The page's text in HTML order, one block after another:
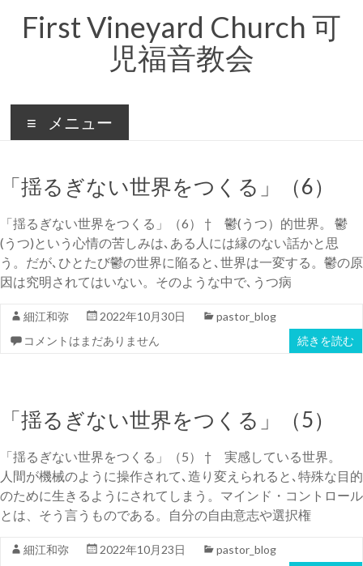
ス
ッ
First Vineyard Church 可
児福音教会
メニュー
「揺るぎない世界をつくる」（6）
「揺るぎない世界をつくる」（6） † 鬱(うつ）的世界。 鬱
(うつ)という心情の苦しみは､ある人には縁のない話かと思
う。だが､ひとたび鬱の世界に陥ると､世界は一変する。鬱の原
因は究明されてはいない。そのような中で､うつ病
細江和弥 2022年10月30日
pastor_blog
コメントはまだありません
続きを読む
「揺るぎない世界をつくる」（5）
「揺るぎない世界をつくる」（5） † 実感している世界。
人間が機械のように操作されて､造り変えられると､特殊な目的
のために生きるようにされてしまう。マインド・コントロール
とは、そう言うものである。自分の自由意志や選択権
細江和弥 2022年10月23日
pastor_blog